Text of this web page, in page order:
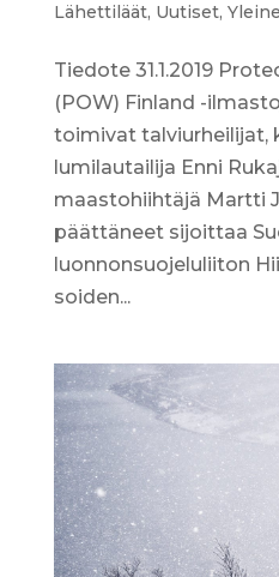
Lähettiläät, Uutiset,
Tiedote 31.1.2019
(POW) Finland -
toimivat talviurheilijat,
lumilautailija Enni
maastohiihtäjä Martti
päättäneet sijoittaa
luonnonsuojeluliiton
soiden...